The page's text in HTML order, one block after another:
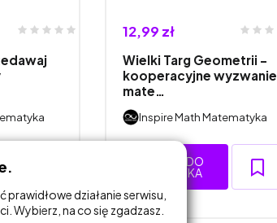
12,99 zł
Wielki Targ Geometrii -
kooperacyjne wyzwanie
mate…
Inspire Math Matematyka
DODAJ DO
KOSZYKA
działanie serwisu,
Wybierz, na co się zgadzasz.